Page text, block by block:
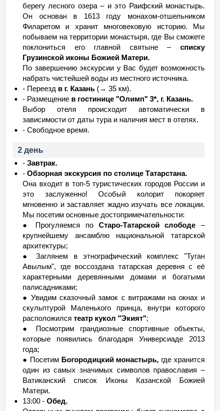
берегу лесного озера – и это Раифский монастырь.
Он основан в 1613 году монахом-отшельником
Филаретом и хранит многовековую историю. Мы
побываем на территории монастыря, где Вы сможете
поклониться его главной святыне –списку
Грузинской иконы Божией Матери.
По завершению экскурсии у Вас будет возможность
набрать чистейшей воды из местного источника.
- Переезд в г. Казань (→ 35 км).
- Размещение в гостинице "Олимп" 3*, г. Казань.
Выбор отеля происходит автоматически в
зависимости от даты тура и наличия мест в отелях.
- Свободное время.
2 день
- Завтрак.
- Обзорная экскурсия по столице Татарстана.
Она входит в топ-5 туристических городов России и
это заслуженно! Особый колорит покоряет
мгновенно и заставляет жадно изучать все локации.
Мы посетим основные достопримечательности:
● Прогуляемся по Старо-Татарской слободе –
крупнейшему ансамблю национальной татарской
архитектуры;
● Заглянем в этнографический комплекс "Туган
Авылым", где воссоздана татарская деревня с её
характерными деревянными домами и богатыми
палисадниками;
● Увидим сказочный замок с витражами на окнах и
скульптурой Маленького принца, внутри которого
расположился театр кукол "Экият";
● Посмотрим грандиозные спортивные объекты,
которые появились благодаря Универсиаде 2013
года;
● ПосетимБогородицкий монастырь, где хранится
один из самых значимых символов православия –
Ватиканский список Иконы Казанской Божией
Матери.
13:00 - Обед.